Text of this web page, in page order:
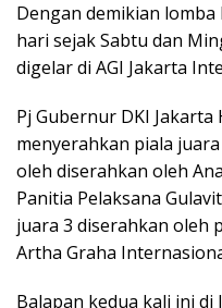
Dengan demikian
hari sejak Sabtu dan
digelar di AGI Jakarta
Pj Gubernur DKI
menyerahkan piala
oleh diserahkan oleh
Panitia Pelaksana
juara 3 diserahkan oleh
Artha Graha
Balapan kedua kali ini